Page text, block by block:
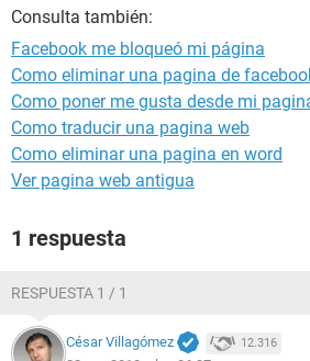
Consulta también:
Facebook me bloqueó mi página
Como eliminar una pagina de
Como poner me gusta desde mi
Como traducir una pagina web
Como eliminar una pagina en word
Ver pagina web antigua
1 respuesta
RESPUESTA 1 / 1
César Villagómez 12.316